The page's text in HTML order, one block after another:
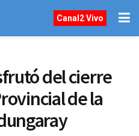
Canal2 Vivo
del cierre
de la